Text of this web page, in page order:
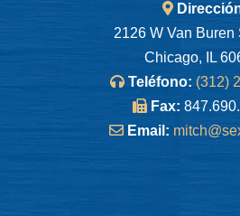
2126 W Van Buren
Chicago, IL
Teléfono: (312)
Fax:
Email: